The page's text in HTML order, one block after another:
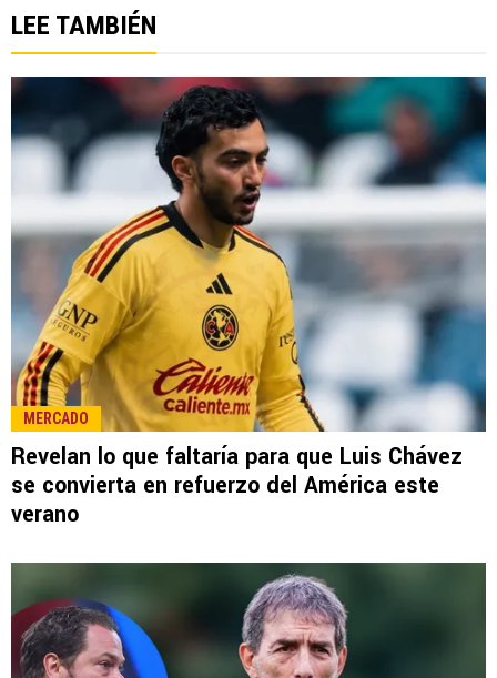
LEE TAMBIÉN
MERCADO
Revelan lo que faltaría para que Luis Chávez
se convierta en refuerzo del América este
verano